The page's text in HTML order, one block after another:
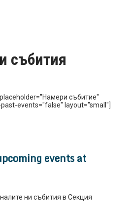
събития
събитие"
events="false" layout="small"]
events at
ни събития в Секция